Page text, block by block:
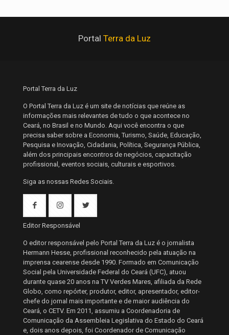
Portal Terra da Luz
Portal Terra da Luz
O Portal Terra da Luz é um site de notícias que reúne as
informações mais relevantes de tudo o que acontece no
Ceará, no Brasil e no Mundo. Aqui você encontra o que
precisa saber sobre a Economia, Turismo, Saúde, Educação,
Pesquisa e Inovação, Cidadania, Política, Segurança Pública,
além dos principais encontros de negócios, capacitação
profissional, eventos sociais, culturais e esportivos.
Siga as nossas Redes Sociais.
Editor Responsável
O editor responsável pelo Portal Terra da Luz é o jornalista
Hermann Hesse, profissional reconhecido pela atuação na
imprensa cearense desde 1990. Formado em Comunicação
Social pela Universidade Federal do Ceará (UFC), atuou
durante quase 20 anos na TV Verdes Mares, afiliada da Rede
Globo, como repórter, produtor, editor, apresentador, editor-
chefe do jornal mais importante e de maior audiência do
Ceará, o CETV. Em 2011, assumiu a Coordenadoria de
Comunicação da Assembleia Legislativa do Estado do Ceará
e, dois anos depois, foi Coordenador de Comunicação